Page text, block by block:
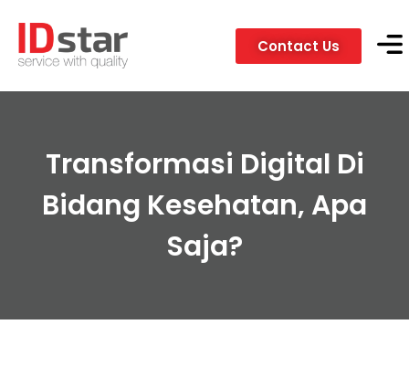
Contact Us
Transformasi Digital Di
Bidang Kesehatan, Apa
Saja?